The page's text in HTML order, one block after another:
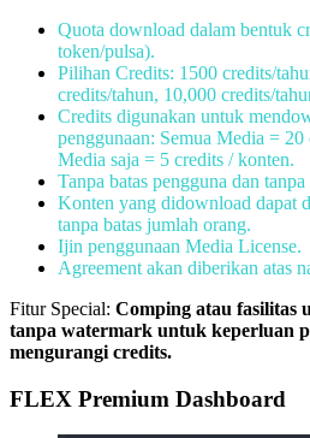
Quota download dalam bentuk
token/pulsa).
Pilihan Credits: 1500 credits/
credits/tahun, 10,000 credits/
Credits digunakan untuk
penggunaan: Semua Media =
Media saja = 5 credits / konten.
Tanpa batas pengguna dan
Konten yang didownload dapat
tanpa batas jumlah orang.
Ijin penggunaan Media License.
Agreement akan diberikan atas
Fitur Special: Comping atau fasilitas
tanpa watermark untuk keperluan
mengurangi credits.
FLEX Premium Dashboard